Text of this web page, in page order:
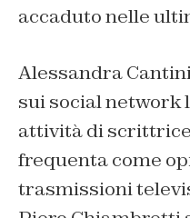
accaduto nelle
Alessandra
sui social network
attività di
frequenta come
trasmissioni